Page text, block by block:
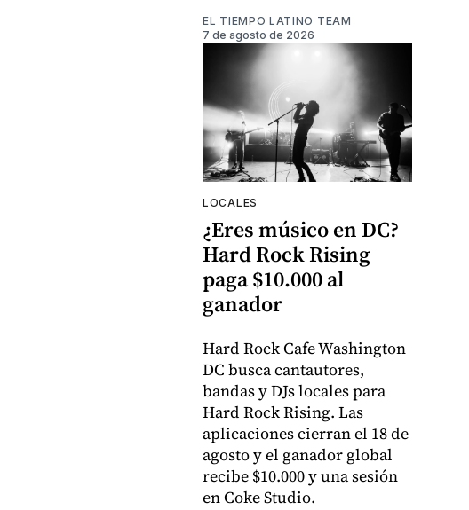
EL TIEMPO LATINO TEAM
7 de agosto de 2026
LOCALES
¿Eres músico en DC?
Hard Rock Rising
paga $10.000 al
ganador
Hard Rock Cafe Washington
DC busca cantautores,
bandas y DJs locales para
Hard Rock Rising. Las
aplicaciones cierran el 18 de
agosto y el ganador global
recibe $10.000 y una sesión
en Coke Studio.